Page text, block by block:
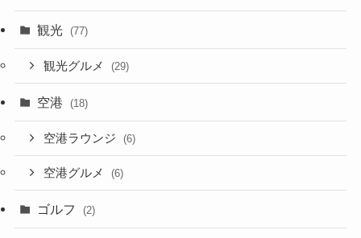
観光 (77)
観光グルメ (29)
空港 (18)
空港ラウンジ (6)
空港グルメ (6)
ゴルフ (2)